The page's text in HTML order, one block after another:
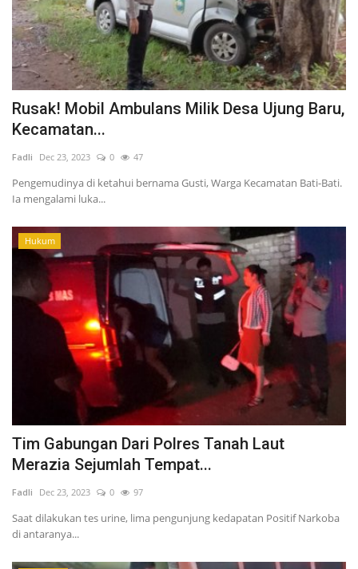
Rusak! Mobil Ambulans Milik Desa Ujung Baru,
Kecamatan...
Fadli Dec 23, 2023 0 47
Pengemudinya di ketahui bernama Gusti, Warga Kecamatan Bati-Bati.
Ia mengalami luka...
Hukum
Tim Gabungan Dari Polres Tanah Laut
Merazia Sejumlah Tempat...
Fadli Dec 23, 2023 0 97
Saat dilakukan tes urine, lima pengunjung kedapatan Positif Narkoba
di antaranya...